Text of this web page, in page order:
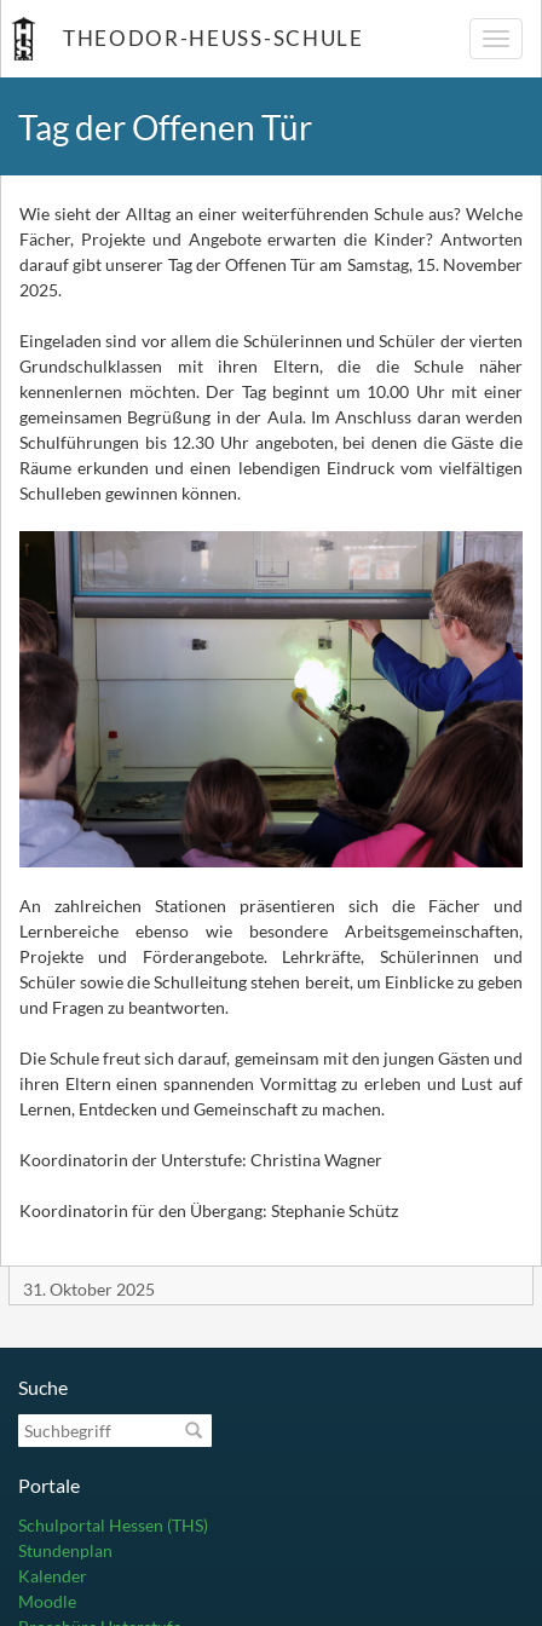
THEODOR-HEUSS-SCHULE
Tag der Offenen Tür
Wie sieht der Alltag an einer weiterführenden Schule aus? Welche
Fächer, Projekte und Angebote erwarten die Kinder? Antworten
darauf gibt unserer Tag der Offenen Tür am Samstag, 15. November
2025.
Eingeladen sind vor allem die Schülerinnen und Schüler der vierten
Grundschulklassen mit ihren Eltern, die die Schule näher
kennenlernen möchten. Der Tag beginnt um 10.00 Uhr mit einer
gemeinsamen Begrüßung in der Aula. Im Anschluss daran werden
Schulführungen bis 12.30 Uhr angeboten, bei denen die Gäste die
Räume erkunden und einen lebendigen Eindruck vom vielfältigen
Schulleben gewinnen können.
An zahlreichen Stationen präsentieren sich die Fächer und
Lernbereiche ebenso wie besondere Arbeitsgemeinschaften,
Projekte und Förderangebote. Lehrkräfte, Schülerinnen und
Schüler sowie die Schulleitung stehen bereit, um Einblicke zu geben
und Fragen zu beantworten.
Die Schule freut sich darauf, gemeinsam mit den jungen Gästen und
ihren Eltern einen spannenden Vormittag zu erleben und Lust auf
Lernen, Entdecken und Gemeinschaft zu machen.
Koordinatorin der Unterstufe: Christina Wagner
Koordinatorin für den Übergang: Stephanie Schütz
31. Oktober 2025
Suche
Suchbegriff
Portale
Schulportal Hessen (THS)
Stundenplan
Kalender
Moodle